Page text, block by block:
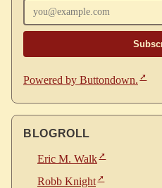
Powered by Buttondown.
BLOGROLL
Eric M. Walk
Robb Knight